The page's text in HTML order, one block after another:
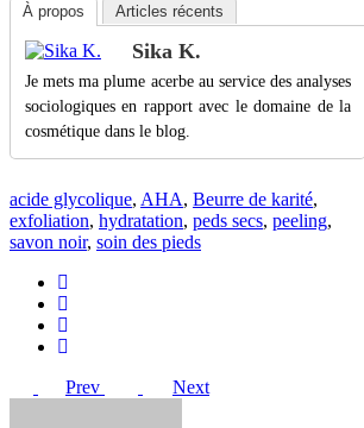
À propos Articles récents
Sika K.
Je mets ma plume acerbe au service des analyses
sociologiques en rapport avec le domaine de la
cosmétique dans le blog.
acide glycolique, AHA, Beurre de karité,
exfoliation, hydratation, peds secs, peeling,
savon noir, soin des pieds
Prev Next